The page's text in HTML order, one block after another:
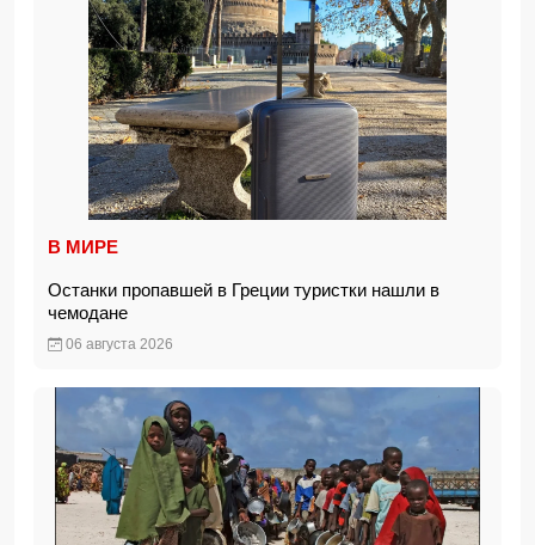
В МИРЕ
Останки пропавшей в Греции туристки нашли в
чемодане
06 августа 2026